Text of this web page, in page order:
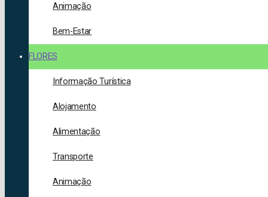
Animação
Bem-Estar
FLORES
Informação Turística
Alojamento
Alimentação
Transporte
Animação